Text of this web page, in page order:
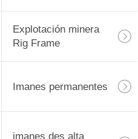
Explotación minera
Rig Frame
Imanes permanentes
imanes des alta